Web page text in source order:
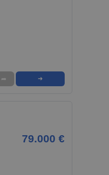
➦ ➜
79.000 €